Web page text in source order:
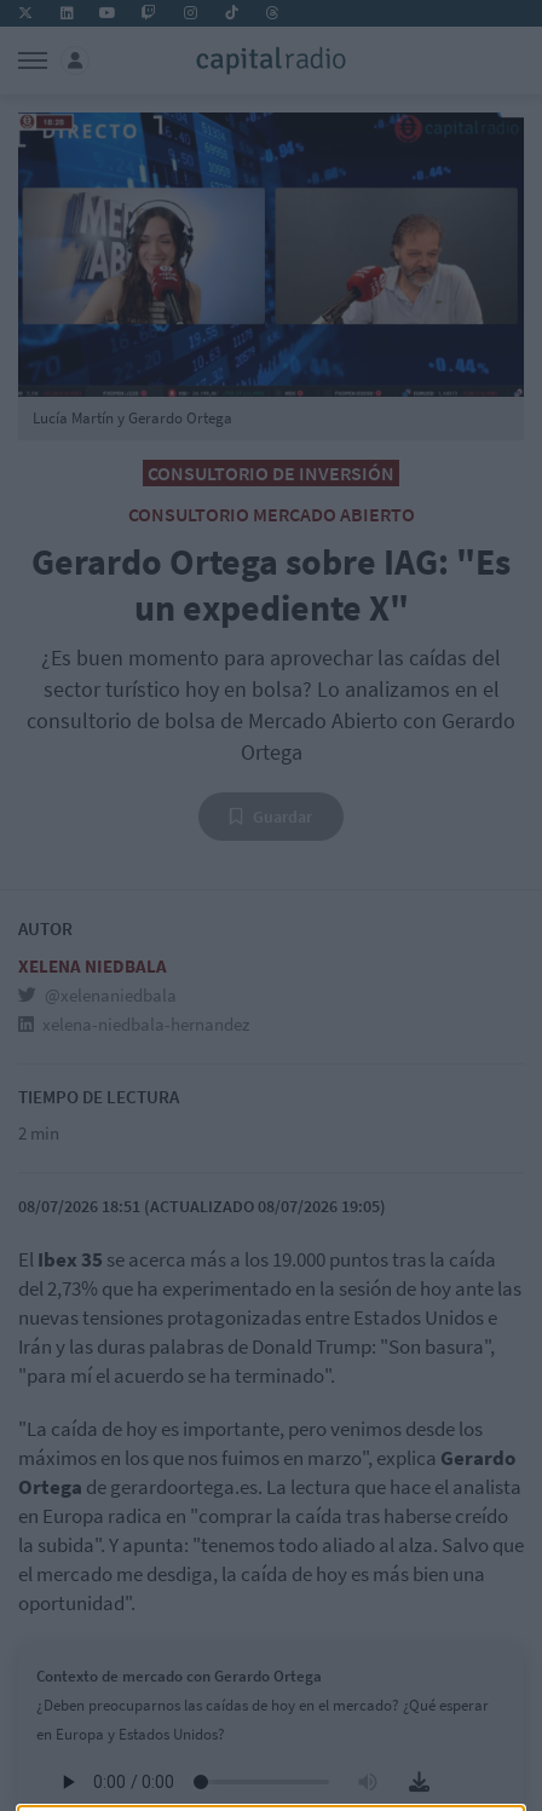
CONSULTORIO DE INVERSIÓN
CONSULTORIO MERCADO ABIERTO
Gerardo Ortega sobre IAG: "Es
un expediente X"
¿Es buen momento para aprovechar las caídas del
sector turístico hoy en bolsa? Lo analizamos en el
consultorio de bolsa de Mercado Abierto con Gerardo
Ortega
Lucía Martín y Gerardo Ortega
AUTOR
XELENA NIEDBALA
@xelenaniedbala
xelena-niedbala-hernandez
TIEMPO DE LECTURA
2 min
08/07/2026 18:51 (ACTUALIZADO 08/07/2026 19:05)
ElIbex 35 se acerca más a los 19.000 puntos tras la caída
del 2,73% que ha experimentado en la sesión de hoy ante las
nuevas tensiones protagonizadas entre Estados Unidos e
Irán y las duras palabras de Donald Trump: "Son basura",
"para mí el acuerdo se ha terminado".
"La caída de hoy es importante, pero venimos desde los
máximos en los que nos fuimos en marzo", explica Gerardo
Ortega de gerardoortega.es. La lectura que hace el analista
en Europa radica en "comprar la caída tras haberse creído
la subida". Y apunta: "tenemos todo aliado al alza. Salvo que
el mercado me desdiga, la caída de hoy es más bien una
oportunidad".
Contexto de mercado con Gerardo Ortega
¿Deben preocuparnos las caídas de hoy en el mercado? ¿Qué esperar
en Europa y Estados Unidos?